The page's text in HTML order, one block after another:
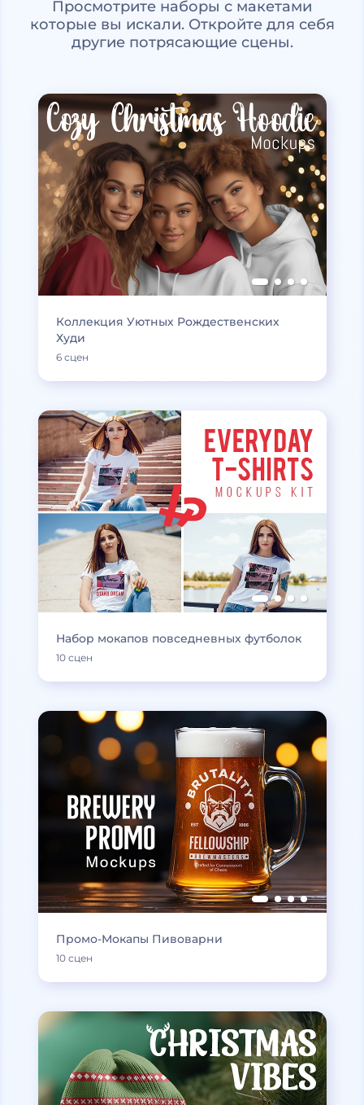
Просмотрите наборы с макетами
которые вы искали. Откройте для себя
другие потрясающие сцены.
Коллекция Уютных Рождественских
Худи
6 сцен
Набор мокапов повседневных футболок
10 сцен
Промо-Мокапы Пивоварни
10 сцен